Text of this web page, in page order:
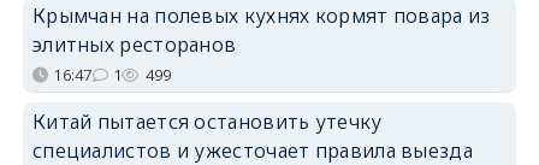
Крымчан на полевых кухнях кормят повара из
элитных ресторанов
16:47 1 499
Китай пытается остановить утечку
специалистов и ужесточает правила выезда